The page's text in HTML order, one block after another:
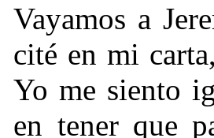
Vayamos a
cité en mi
Yo me siento
en tener que